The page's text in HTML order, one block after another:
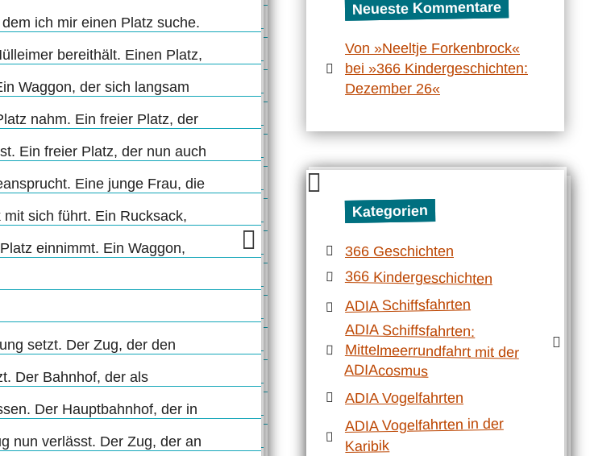
ich mir einen Platz suche.
bereithält. Einen Platz,
Waggon, der sich langsam
nahm. Ein freier Platz, der
Ein freier Platz, der nun auch
Eine junge Frau, die
sich führt. Ein Rucksack,
einnimmt. Ein Waggon,
setzt. Der Zug, der den
Der Bahnhof, der als
Der Hauptbahnhof, der in
nun verlässt. Der Zug, der an
Neueste Kommentare
Von »Neeltje Forkenbrock«
bei »366 Kindergeschichten:
Dezember 26«
Kategorien
366 Geschichten
366 Kindergeschichten
ADIA Schiffsfahrten
ADIA Schiffsfahrten:
Mittelmeerrundfahrt mit der
ADIAcosmus
ADIA Vogelfahrten
ADIA Vogelfahrten in der
Karibik